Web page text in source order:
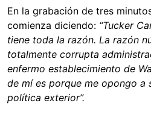
En la grabación de tres
comienza diciendo: “Tucker
tiene toda la razón. La razón
totalmente corrupta
enfermo establecimiento de
de mí es porque me opongo a
política exterior”.